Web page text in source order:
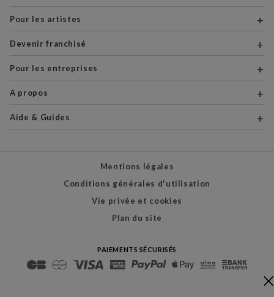
Pour les artistes
Devenir franchisé
Pour les entreprises
A propos
Aide & Guides
Mentions légales
Conditions générales d'utilisation
Vie privée et cookies
Plan du site
PAIEMENTS SÉCURISÉS